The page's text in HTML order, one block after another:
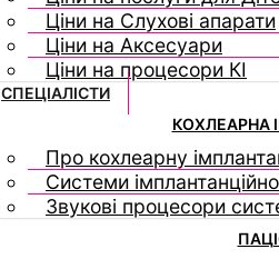
Ціни на Слухові апарати
Ціни на Аксесуари
Ціни на процесори КІ
СПЕЦІАЛІСТИ
КОХЛЕАРНА
Про кохлеарну
Системи
Звукові процесори